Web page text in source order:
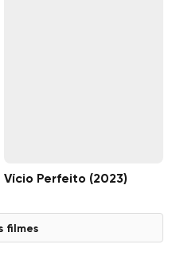
Vício Perfeito (2023)
filmes